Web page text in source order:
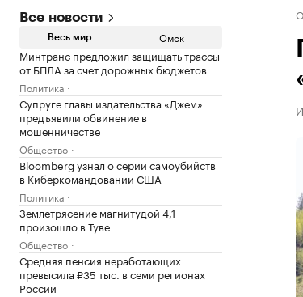
Все новости
Весь мир Омск
Минтранс предложил защищать трассы
от БПЛА за счет дорожных бюджетов
Политика
Супруге главы издательства «Джем»
предъявили обвинение в
мошенничестве
Общество
Bloomberg узнал о серии самоубийств
в Киберкомандовании США
Политика
Землетрясение магнитудой 4,1
произошло в Туве
Общество
Средняя пенсия неработающих
превысила ₽35 тыс. в семи регионах
России